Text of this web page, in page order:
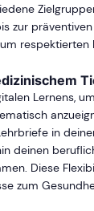
zur
respektierten
Lernens,
in
deinen
Diese
zum